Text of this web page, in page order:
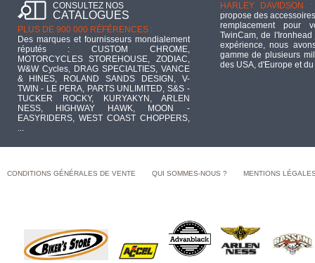
CONSULTEZ NOS
CATALOGUES
PLUS DE 900 000 RÉFÉRENCES :
Des marques et fournisseurs mondialement
réputés : CUSTOM CHROME,
MOTORCYCLES STOREHOUSE, ZODIAC,
W&W Cycles, DRAG SPECIALTIES, VANCE
& HINES, ROLAND SANDS DESIGN, V-
TWIN - LE PERA, PARTS UNLIMITED, S&S -
TUCKER ROCKY, KURYAKYN, ARLEN
NESS, HIGHWAY HAWK, MOON -
EASYRIDERS, WEST COAST CHOPPERS,
...
HARLEY DAVIDSON :
propose des
remplacement pour
TwinCam, de
expérience, nous
gamme de plusieurs
des USA, d'Europe et
CONDITIONS GÉNÉRALES DE VENTE QUI SOMMES-NOUS ? MENTIONS